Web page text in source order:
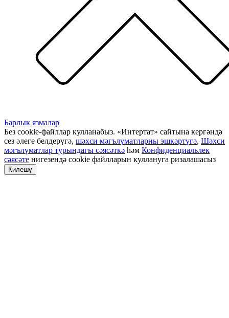
Барлык язмалар
Без cookie-файллар кулланабыз. «Интертат» сайтына кергәндә
сез әлеге белдерүгә, шәхси мәгълүматларны эшкәртүгә, Шәхси
мәгълүматлар турындагы сәясәткә һәм Конфиденциальлек
сәясәте нигезендә cookie файлларын куллануга ризалашасыз
Килешү